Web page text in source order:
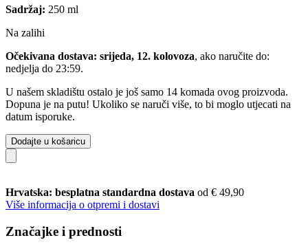
Sadržaj: 250 ml
Na zalihi
Očekivana dostava: srijeda, 12. kolovoza, ako naručite do:
nedjelja do 23:59.
U našem skladištu ostalo je još samo 14 komada ovog proizvoda.
Dopuna je na putu! Ukoliko se naruči više, to bi moglo utjecati na
datum isporuke.
Dodajte u košaricu
Hrvatska: besplatna standardna dostava od € 49,90
Više informacija o otpremi i dostavi
Značajke i prednosti